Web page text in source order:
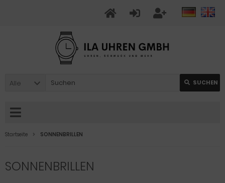
Alle SUCHEN
Startseite SONNENBRILLEN
SONNENBRILLEN